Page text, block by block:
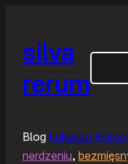
silva
rerum
Blog Łukasza
nerdzeniu,